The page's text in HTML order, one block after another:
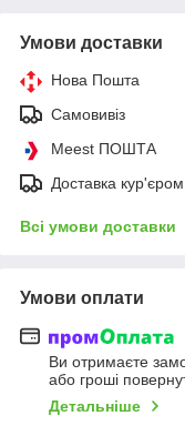
Умови доставки
Нова Пошта
Самовивіз
Meest ПОШТА
Доставка
Всі умови доставки
Умови оплати
Ви отримаєте
або гроші
Детальніше